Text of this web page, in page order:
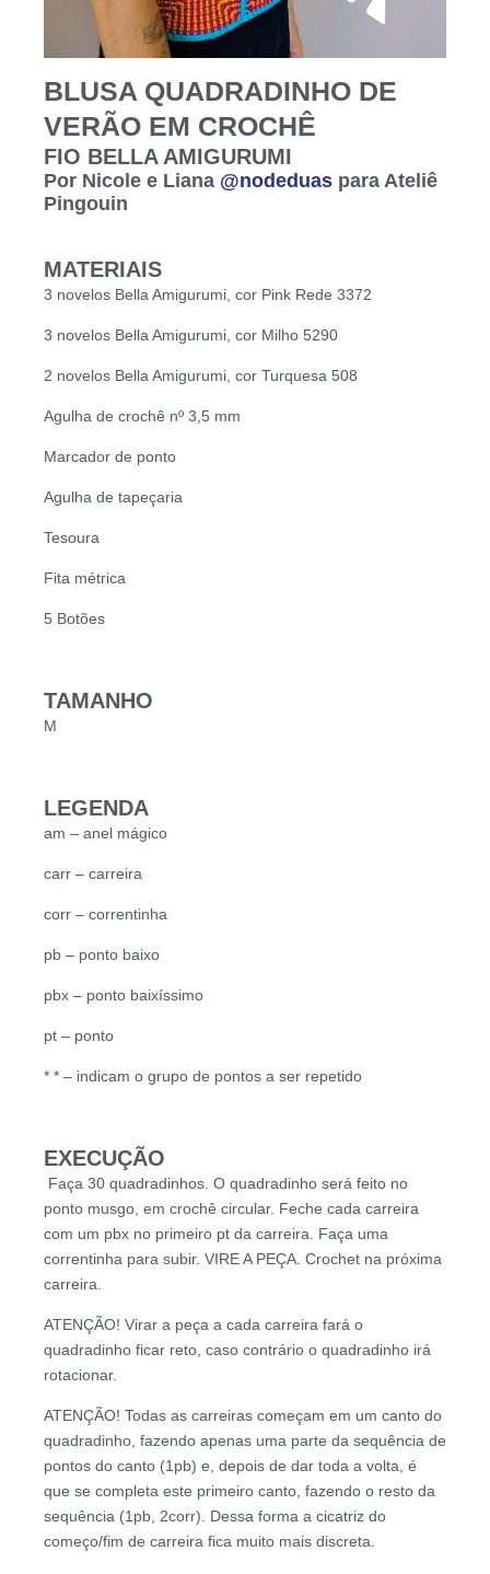
BLUSA QUADRADINHO DE
VERÃO EM CROCHÊ
FIO BELLA AMIGURUMI
Por Nicole e Liana @nodeduas para Ateliê
Pingouin
MATERIAIS
3 novelos Bella Amigurumi, cor Pink Rede 3372
3 novelos Bella Amigurumi, cor Milho 5290
2 novelos Bella Amigurumi, cor Turquesa 508
Agulha de crochê nº 3,5 mm
Marcador de ponto
Agulha de tapeçaria
Tesoura
Fita métrica
5 Botões
TAMANHO
M
LEGENDA
am – anel mágico
carr – carreira
corr – correntinha
pb – ponto baixo
pbx – ponto baixíssimo
pt – ponto
* * – indicam o grupo de pontos a ser repetido
EXECUÇÃO
Faça 30 quadradinhos. O quadradinho será feito no
ponto musgo, em crochê circular. Feche cada carreira
com um pbx no primeiro pt da carreira. Faça uma
correntinha para subir. VIRE A PEÇA. Crochet na próxima
carreira.
ATENÇÃO! Virar a peça a cada carreira fará o
quadradinho ficar reto, caso contrário o quadradinho irá
rotacionar.
ATENÇÃO! Todas as carreiras começam em um canto do
quadradinho, fazendo apenas uma parte da sequência de
pontos do canto (1pb) e, depois de dar toda a volta, é
que se completa este primeiro canto, fazendo o resto da
sequência (1pb, 2corr). Dessa forma a cicatriz do
começo/fim de carreira fica muito mais discreta.